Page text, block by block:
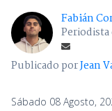
Fabián
Periodista
Publicado porJean
Sábado 08 Agosto,